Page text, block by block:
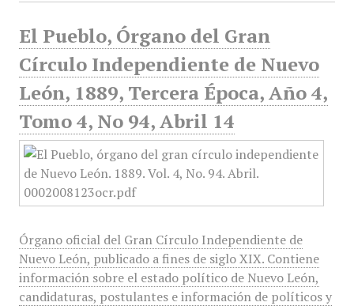
El Pueblo, Órgano del Gran
Círculo Independiente de Nuevo
León, 1889, Tercera Época, Año 4,
Tomo 4, No 94, Abril 14
Órgano oficial del Gran Círculo Independiente de
Nuevo León, publicado a fines de siglo XIX. Contiene
información sobre el estado político de Nuevo León,
candidaturas, postulantes e información de políticos y